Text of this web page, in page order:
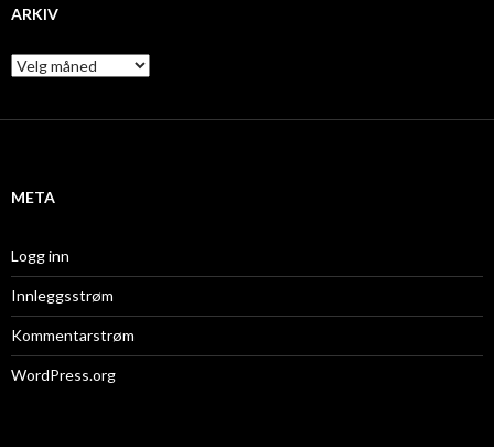
ARKIV
A
r
i
META
Logg inn
Innleggsstrøm
Kommentarstrøm
WordPress.org